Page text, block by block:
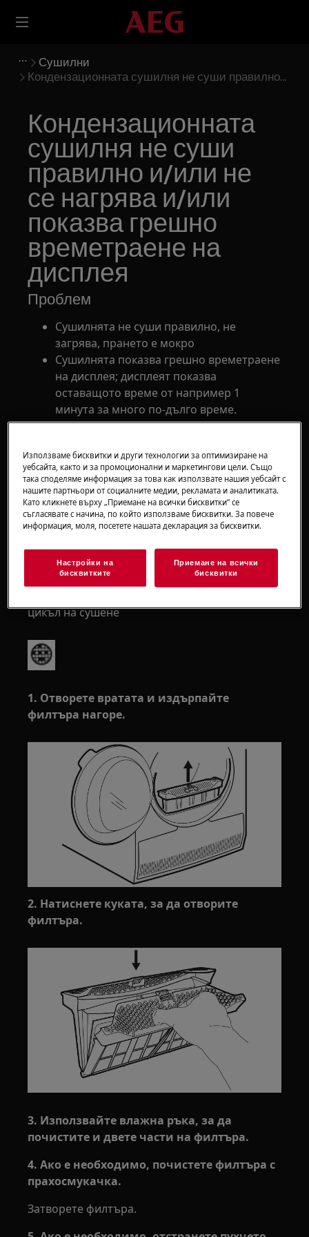
Сушилни
Кондензационната сушилня не суши правилно
Кондензационната
сушилня не суши
правилно и/или не
се нагрява и/или
показва грешно
времетраене на
дисплея
Проблем
Сушилнята не суши правилно, не
загрява, прането е мокро
Сушилнята показва грешно времетраене
на дисплея; дисплеят показва
оставащото време от например 1
минута за много по-дълго време.
Кондензаторна сушилня
Решение
Почистете филтъра за пух на сушилнята
В края на всеки цикъл
филтърътсимволът се
появява на дисплея и трябва да почистите
цикъл на сушене
1. Отворете вратата и издърпайте
филтъра нагоре.
2. Натиснете куката, за да отворите
филтъра.
3. Използвайте влажна ръка, за да
почистите и двете части на филтъра.
4. Ако е необходимо, почистете филтъра с
прахосмукачка.
Затворете филтъра.
Използваме бисквитки и други технологии за оптимизиране на
уебсайта, както и за промоционални и маркетингови цели. Също
така споделяме информация за това как използвате нашия уебсайт с
нашите партньори от социалните медии, рекламата и аналитиката.
Като кликнете върху „Приемане на всички бисквитки“ се
съгласявате с начина, по който използваме бисквитки. За повече
информация, моля, посетете нашата декларация за бисквитки.
Настройки на
бисквитките
Приемане на всички
бисквитки